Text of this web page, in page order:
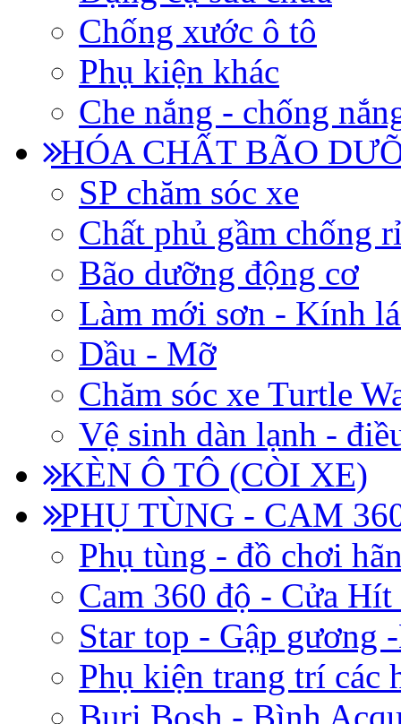
Chống xước ô tô
Phụ kiện khác
Che nắng - chống
HÓA CHẤT BÃO
SP chăm sóc xe
Chất phủ gầm chống
Bão dưỡng động cơ
Làm mới sơn - Kính
Dầu - Mỡ
Chăm sóc xe Turtle
Vệ sinh dàn lạnh -
KÈN Ô TÔ (CÒI XE)
PHỤ TÙNG - CAM
Phụ tùng - đồ chơi
Cam 360 độ - Cửa
Star top - Gập gương
Phụ kiện trang trí các